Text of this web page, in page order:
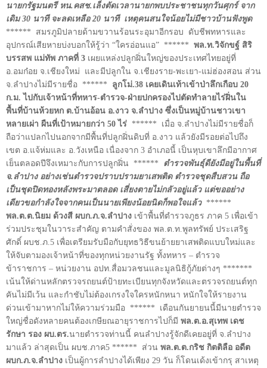
นายกรัฐมนตรี หน.คสช.เล็งตัดเวลานายกพบประชาชนทุกวันศุกร์ จาก
เดิม 30 นาที จะลดเหลือ 20 นาที เหตุคนสนใจน้อยไม่มีชาวบ้านฟังพูด
****** สมรภูมิปลายด้ามขวานร้อนระอุมาอีกรอบ ดับชีพทหารและ
อุปกรณ์เสียหายบ่งบอกให้รู้ว่า “ใครอ่อนแอ” ****** พล.ท.วิจักขฐ์ สิริ
บรรสพ แม่ทัพ ภาคที่ 3 เผยแหล่งปลูกฝิ่นใหญ่ของประเทศไทยอยู่ที่
อ.อมก๋อย จ.เชียงใหม่ และมีปลูกใน จ.เชียงราย-พะเยา-แม่ฮ่องสอน ส่วน
จ.ลำปางไม่มีรายชื่อ ****** ลูกโม่.38 เคยเดินเท้าเข้าป่าลึกเกือบ 20
ก.ม. ไปกับเจ้าหน้าที่ทหาร-ตำรวจ-ฝ่ายปกครองไปตัดทำลายไร่ฝิ่นใน
พื้นที่บ้านห้วยหก ต.บ้านอ้อน อ.งาว จ.ลำปาง ซึ่งเป็นหมู่บ้านชาวเขา
หลายเผ่า ผืนที่เป้าหมายกว่า 50 ไร่ ****** เมื่อ จ.ลำปางไม่มีรายชื่อก็
ถือว่าแปลกไปนอกจากมีพื้นที่ปลูกฝิ่นดิบที่ อ.งาว แล้วยังมีรอยต่อไปถึง
เขต อ.แจ้ห่มและ อ.วังเหนือ เนื่องจาก 3 อำเภอนี้ เป็นหุบเขาลึกมีอากาศ
เย็นตลอดปีจึงเหมาะกับการปลูกฝิ่น ****** ตำรวจพันธุ์ดียังมีอยู่ในพื้นที่
จ.ลำปาง อย่างเช่นตำรวจปราบปรามยาเสพติด ตำรวจชุดสืบสวน ถือ
เป็นชุดปิดทองหลังพระมาตลอด เสี่ยงตายไม่กลัวอยู่แล้ว แต่ขออย่าง
เดียวขอกำลังใจจากคนเป็นนายเพียงน้อยนิดก็พอใจแล้ว******
พล.ต.ต.นิยม ด้วงสี ผบก.ภ.จ.ลำปาง เข้าพื้นที่ตำรวจภูธร ภาค 5 เพื่อเข้า
ร่วมประชุมในวาระสำคัญ ตามคำสั่งของ พล.ต.ท.พูลทรัพย์ ประเสริฐ
ศักดิ์ ผบช.ภ.5 เพื่อเตรียมรับมือกับยุทธวิธีขนย้ายยาเสพติดแบบใหม่และ
ให้จับตามองเจ้าหน้าที่ของทุกหน่วยงานรัฐ ทั้งทหาร – ตำรวจ
ข้าราชการ – หน่วยงาน อปท.สื่อมวลชนและมูลนิธิกู้ภัยต่างๆ *******
เน้นให้ด่านหลักตรวจรถยนต์ป้ายทะเบียนทุกจังหวัดและตรวจรถยนต์ทุก
คันไม่มีเว้น และกำชับไม่ต้องเกรงใจใครหนักหนา หนักใจให้รายงาน
ด่วนเข้ามาหากไม่ให้ความร่วมมือ ****** เดือนกันยายนนี้มีนายตำรวจ
ใหญ่ชื่อดังหลายคนต้องเกษียณอายุราชการไปก็มี พล.ต.อ.สุเทพ เดช
รักษา รอง ผบ.ตร.นายตำรวจท่านนี้ คนลำปางรู้จักดีเคยอยู่ที่ จ.ลำปาง
มาแล้ว ล่าสุดเป็น ผบช.ภาค5 ****** ส่วน พล.ต.ต.กริช กิตติลือ อดีต
ผบก.ภ.จ.ลำปาง เป็นผู้การลำปางได้เพียง 29 วัน ก็โดนเด้งเข้ากรุ สาเหตุ